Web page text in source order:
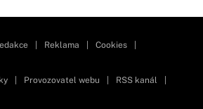
Reklama Cookies
Provozovatel webu RSS kanál